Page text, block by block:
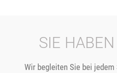
SIE HABEN
Wir begleiten Sie bei